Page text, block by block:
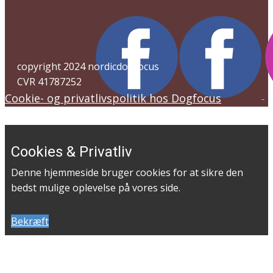
copyright 2024 nordicdogfocus
CVR 41787252
Cookie- og privatlivspolitik hos Dogfocus
Cookies & Privatliv
Denne hjemmeside bruger cookies for at sikre den
bedst mulige oplevelse på vores side.
Bekræft